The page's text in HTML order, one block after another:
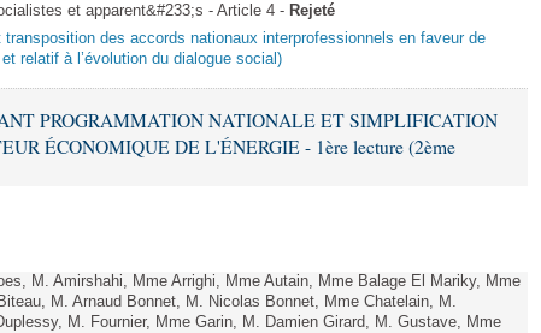
et apparent&#233;s - Article 4 - Rejeté
des accords nationaux interprofessionnels en faveur de
relatif à l’évolution du dialogue social)
PROGRAMMATION NATIONALE ET SIMPLIFICATION
ÉCONOMIQUE DE L'ÉNERGIE - 1ère lecture (2ème
M. Amirshahi, Mme Arrighi, Mme Autain, Mme Balage El Mariky, Mme
M. Arnaud Bonnet, M. Nicolas Bonnet, Mme Chatelain, M.
M. Fournier, Mme Garin, M. Damien Girard, M. Gustave, Mme